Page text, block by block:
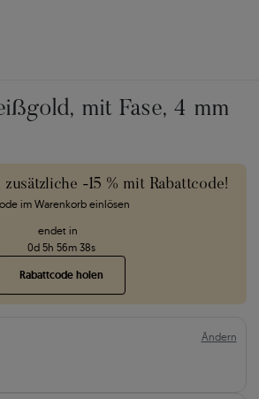
mit Fase, 4 mm
zusätzliche -15 % mit Rabattcode!
im Warenkorb einlösen
endet in
0d 5h 56m 37s
Rabattcode holen
Ändern